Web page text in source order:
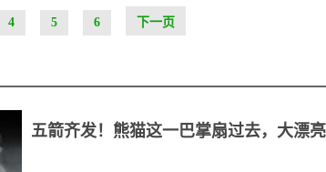
4 5 6 下一页
五箭齐发！熊猫这一巴掌扇过去，大漂